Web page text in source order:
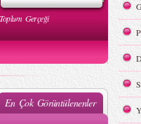
Toplum Gerçeği
En Çok Görüntülenenler